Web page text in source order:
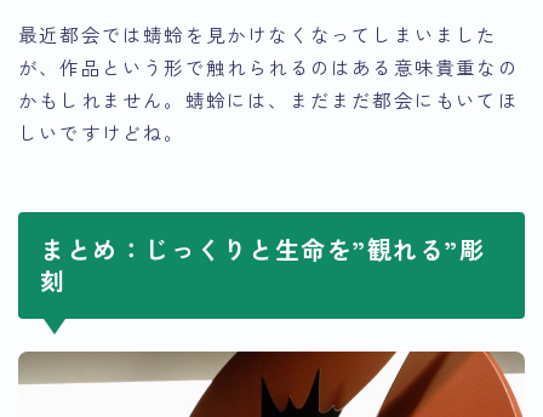
最近都会では蜻蛉を見かけなくなってしまいました
が、作品という形で触れられるのはある意味貴重なの
かもしれません。蜻蛉には、まだまだ都会にもいてほ
しいですけどね。
まとめ：じっくりと生命を”観れる”彫
刻